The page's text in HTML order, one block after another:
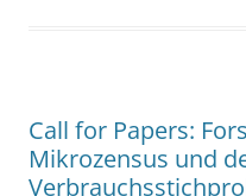
k
Call for Papers:
Mikrozensus und